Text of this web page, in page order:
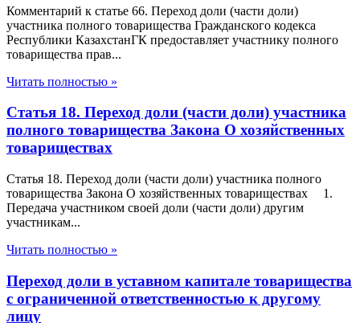
Комментарий к статье 66. Переход доли (части доли)
участника полного товарищества Гражданского кодекса
Республики КазахстанГК предоставляет участнику полного
товарищества прав...
Читать полностью »
Статья 18. Переход доли (части доли) участника
полного товарищества Закона О хозяйственных
товариществах
Статья 18. Переход доли (части доли) участника полного
товарищества Закона О хозяйственных товариществах 1.
Передача участником своей доли (части доли) другим
участникам...
Читать полностью »
Переход доли в уставном капитале товарищества
с ограниченной ответственностью к другому
лицу